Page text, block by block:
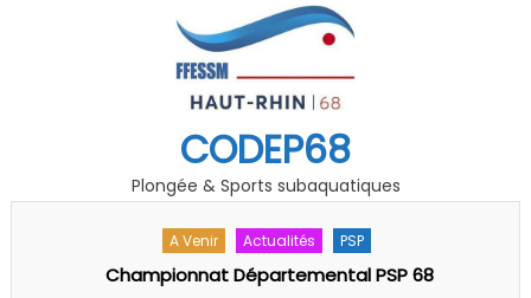
CODEP68
Plongée & Sports subaquatiques
A Venir Accueil Évènement
Les 40 ans du club des « Plongeurs du Lac de Kruth-